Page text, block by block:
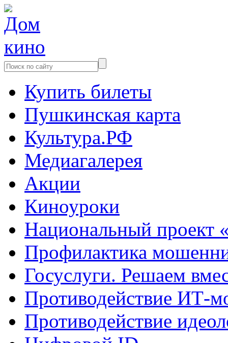
Купить билеты
Пушкинская карта
Культура.РФ
Медиагалерея
Акции
Киноуроки
Национальный проект
Профилактика
Госуслуги. Решаем
Противодействие ИТ-
Противодействие